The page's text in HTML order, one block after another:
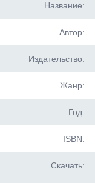
Название:
Автор:
Издательство:
Жанр:
Год:
ISBN:
Скачать: